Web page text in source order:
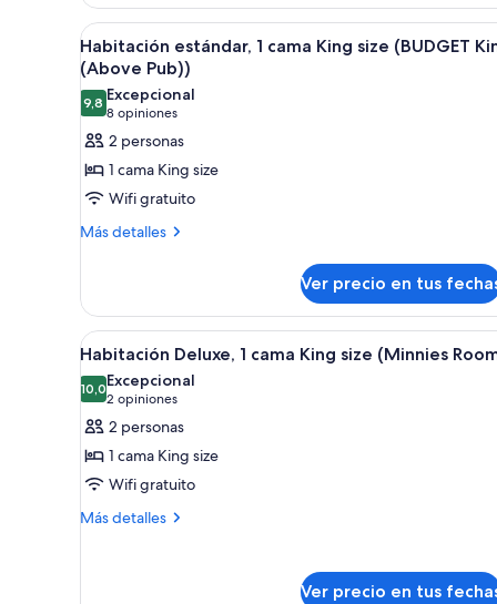
(Deluxe
King)
cama
King
size
(Deluxe
King)
Ver
todas
las
fotos
de
Habitación
estándar,
cama
(BUDGET
King
(Above
Pub))
Habitación de hotel con una
8
Habitación estándar, 1 cama King size (BUDGET
(Above Pub))
9,89,8 de 10
Excepcional
8 opiniones
(8
opiniones)
2 personas
1 cama King size
Wifi gratuito
Más detalles
Más
estándar,
cama
King
size
(BUDGET
King
(Above
Ver precio en tus
Ver
todas
las
fotos
de
Habitación
Deluxe,
1
Habitación de hotel con una
6
Habitación Deluxe, 1 cama King size (Minnies
10,010,0 de 10
Excepcional
2 opiniones
(2
opiniones)
2 personas
1 cama King size
Wifi gratuito
Más detalles
Más
Ver precio en tus